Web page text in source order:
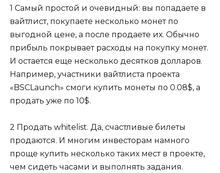
1 Самый простой и очевидный: вы попадаете в
вайтлист, покупаете несколько монет по
выгодной цене, а после продаете их. Обычно
прибыль покрывает расходы на покупку монет.
И остается еще несколько десятков долларов.
Например, участники вайтлиста проекта
«BSCLaunch» смоги купить монеты по 0.08$, а
продать уже по 10$.
2 Продать whitelist. Да, счастливые билеты
продаются. И многим инвесторам намного
проще купить несколько таких мест в проекте,
чем сидеть часами и выполнять задания.